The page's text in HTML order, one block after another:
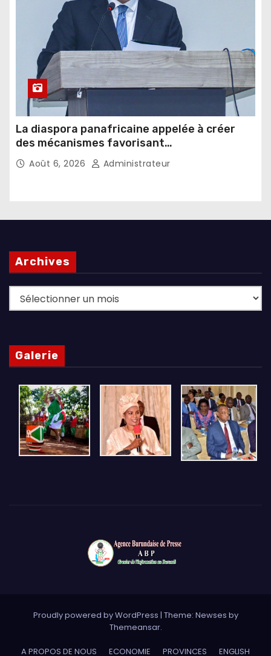
La diaspora panafricaine appelée à créer
des mécanismes favorisant
l’investissement dans les pays d’origine
Août 6, 2026 Administrateur
Archives
Archives
Galerie
Proudly powered by WordPress | Theme: Newses by
Themeansar.
A PROPOS DE NOUS ECONOMIE PROVINCES ENGLISH